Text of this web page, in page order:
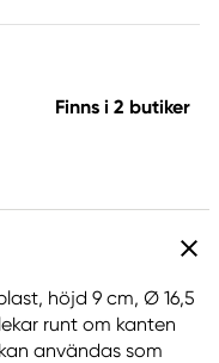
Finns i 2 butiker
höjd 9 cm, Ø 16,5
runt om kanten
användas som